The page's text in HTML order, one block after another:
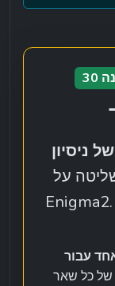
על
Enigma2. אין צורך בכרטיס אשראי בעת